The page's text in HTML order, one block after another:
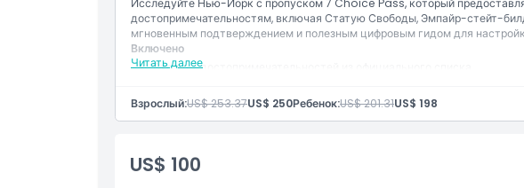
Исследуйте Нью-Йорк с пропуском 7 Choice Pass, который
достопримечательностям, включая Статую Свободы, Эмпайр-стейт-
мгновенным подтверждением и полезным цифровым гидом для
Читать далее
Включено
Вход в 7 достопримечательностей из официального списка
Мгновенное подтверждение и бронирование с открытой датой
Взрослый:US$ 253.37US$ 250Ребенок:US$ 201.31US$ 198
US$ 100